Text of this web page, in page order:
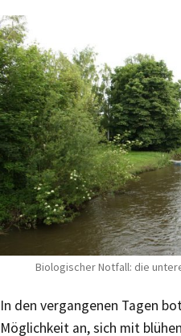
Biologischer Notfall: die
In den vergangenen Tagen
Möglichkeit an, sich mit